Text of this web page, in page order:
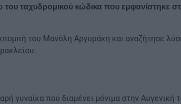
ταχυδρομικού κώδικα που εμφανίστηκε
του Μανόλη Αργυράκη και αναζήτησε
γυναίκα που διαμένει μόνιμα στην Αυγενική